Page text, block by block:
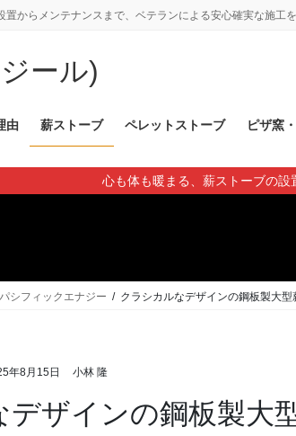
置からメンテナンスまで、ベテランによる安心確実な施工
ール)
由 薪ストーブ ペレットストーブ ピザ窯
心も体も暖まる、薪ストーブの設
パシフィックエナジー クラシカルなデザインの鋼板製大
年8月15日 小林 隆
デザインの鋼板製